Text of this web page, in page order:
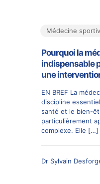
Médecine
Pourquoi la
indispensable
une
EN BREF La
discipline
santé et le bien-
particulièrement
complexe. Elle […]
Dr Sylvain